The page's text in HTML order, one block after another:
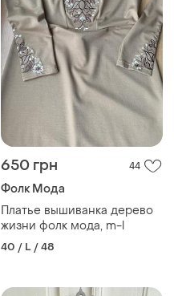
650 грн 44
Фолк Мода
Платье вышиванка дерево
жизни фолк мода, m-l
40 / L / 48